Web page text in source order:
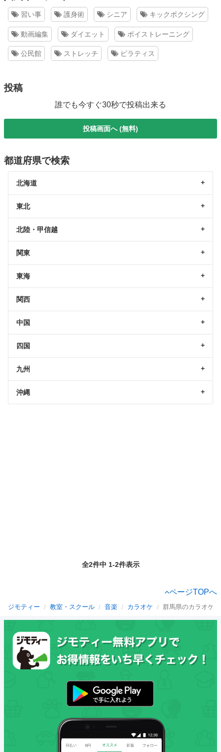
習い事 護身術 シニア キックボクシング
動画編集 ダイエット ボイストレーニング
公民館 ストレッチ ピラティス
投稿
誰でも今すぐ30秒で投稿出来る
投稿画面へ (無料)
都道府県で検索
北海道
東北
北陸・甲信越
関東
東海
関西
中国
四国
九州
沖縄
全2件中 1-2件表示
ページTOPへ
ジモティー 教室・スクール 音楽 カラオケ 群馬県のカラオケ